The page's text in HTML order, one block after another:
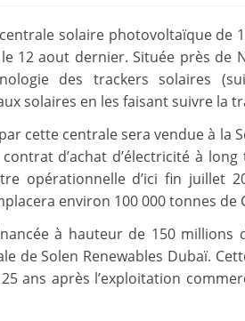
solaire photovoltaïque de
12 aout dernier. Située près de
des trackers solaires
solaires en les faisant suivre la
cette centrale sera vendue à la
contrat d’achat d’électricité à
opérationnelle d’ici fin juillet
environ 100 000 tonnes de
à hauteur de 150 millions
de Solen Renewables Dubaï.
ans après l’exploitation